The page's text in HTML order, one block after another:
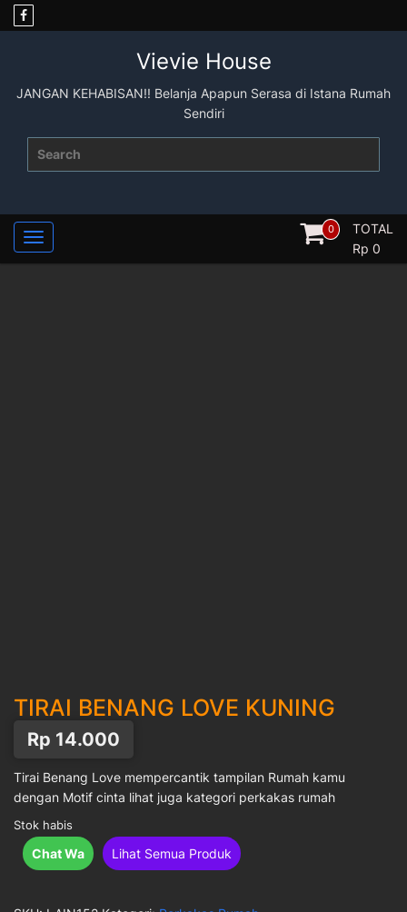
Skip
to
Vievie House
JANGAN KEHABISAN!! Belanja Apapun Serasa di Istana Rumah
Sendiri
0
TOTAL
Rp 0
TIRAI BENANG LOVE KUNING
Rp 14.000
Tirai Benang Love mempercantik tampilan Rumah kamu
dengan Motif cinta lihat juga kategori perkakas rumah
Stok habis
Chat Wa Lihat Semua Produk